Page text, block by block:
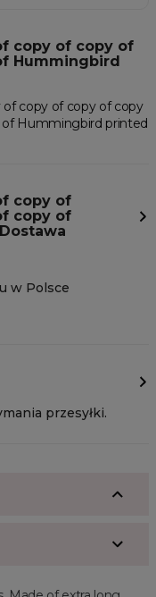
copy of copy of
Hummingbird
copy of copy of copy
Hummingbird printed
copy of
copy of
w Polsce
przesyłki.